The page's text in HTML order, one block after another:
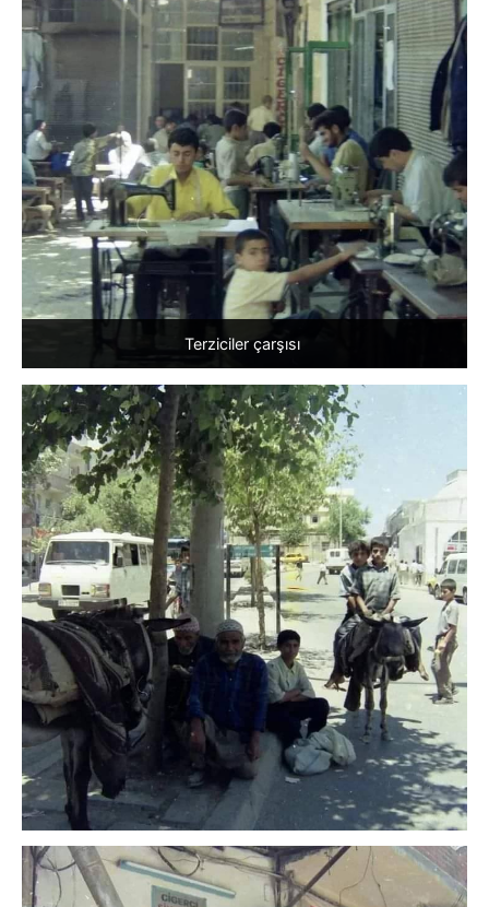
Terziciler çarşısı